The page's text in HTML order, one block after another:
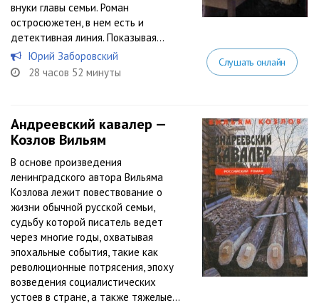
внуки главы семьи. Роман
остросюжетен, в нем есть и
детективная линия. Показывая...
Юрий Заборовский
28 часов 52 минуты
Слушать онлайн
Андреевский кавалер —
Козлов Вильям
В основе произведения
ленинградского автора Вильяма
Козлова лежит повествование о
жизни обычной русской семьи,
судьбу которой писатель ведет
через многие годы, охватывая
эпохальные события, такие как
революционные потрясения, эпоху
возведения социалистических
устоев в стране, а также тяжелые...